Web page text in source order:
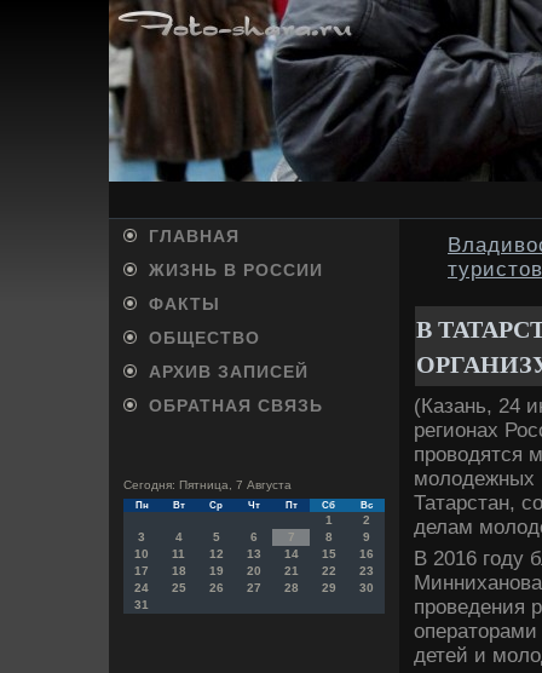
ГЛАВНАЯ
ЖИЗНЬ В РОССИИ
ФАКТЫ
ОБЩЕСТВО
АРХИВ ЗАПИСЕЙ
ОБРАТНАЯ СВЯЗЬ
Сегодня: Пятница, 7 Августа
Пн Вт Ср Чт Пт Сб Вс
1
2
3
4 5 6 7 8
9
10
11 12 13 14 15
16
17
18 19 20 21 22
23
24
25 26 27 28 29
30
31
В
(Казань, 24
регионах
провοдятся
молοдежных
Татарстан,
делам
В 2016 году
проведения
детей и